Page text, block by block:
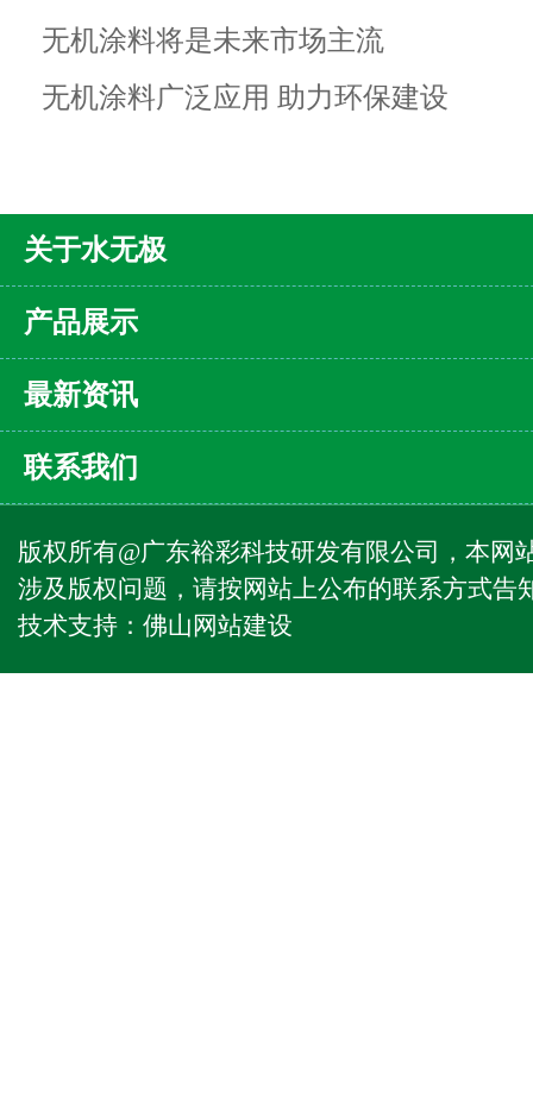
无机涂料将是未来市场主流
无机涂料广泛应用 助力环保建设
关于水无极
产品展示
最新资讯
联系我们
版权所有@广东裕彩科技研发有限公司，本网
涉及版权问题，请按网站上公布的联系方式告
技术支持： 佛山网站建设